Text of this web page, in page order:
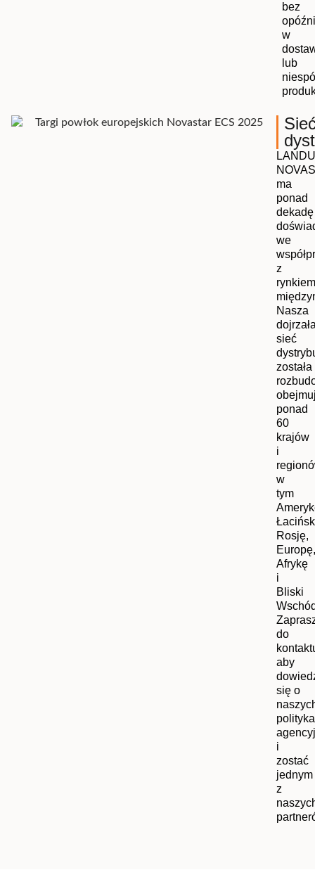
bez
w
lub
LANDU
ma
ponad
dekadę
we
z
rynkiem
Nasza
sieć
została
ponad
60
krajów
i
w
tym
Rosję,
Europę,
Afrykę
i
Bliski
do
aby
się o
i
zostać
jednym
z